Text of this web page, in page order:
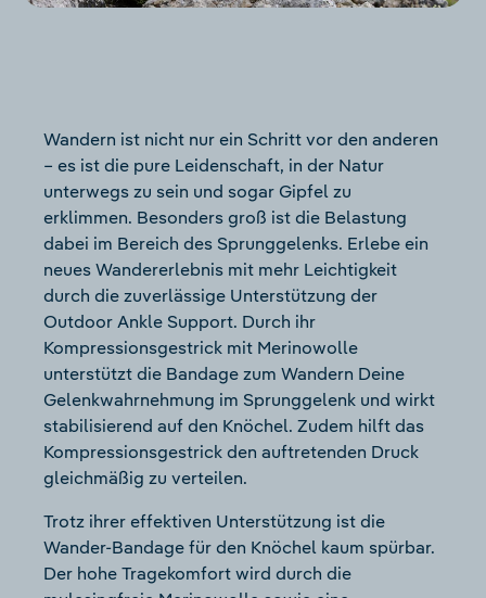
Wandern ist nicht nur ein Schritt vor den anderen
– es ist die pure Leidenschaft, in der Natur
unterwegs zu sein und sogar Gipfel zu
erklimmen. Besonders groß ist die Belastung
dabei im Bereich des Sprunggelenks. Erlebe ein
neues Wandererlebnis mit mehr Leichtigkeit
durch die zuverlässige Unterstützung der
Outdoor Ankle Support. Durch ihr
Kompressionsgestrick mit Merinowolle
unterstützt die Bandage zum Wandern Deine
Gelenkwahrnehmung im Sprunggelenk und wirkt
stabilisierend auf den Knöchel. Zudem hilft das
Kompressionsgestrick den auftretenden Druck
gleichmäßig zu verteilen.
Trotz ihrer effektiven Unterstützung ist die
Wander-Bandage für den Knöchel kaum spürbar.
Der hohe Tragekomfort wird durch die